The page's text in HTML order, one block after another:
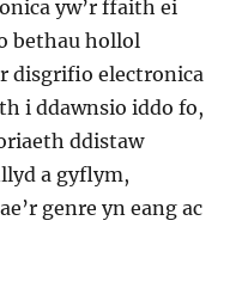
yw’r ffaith ei
bethau hollol
disgrifio electronica
i ddawnsio iddo fo,
ddistaw
a gyflym,
genre yn eang ac